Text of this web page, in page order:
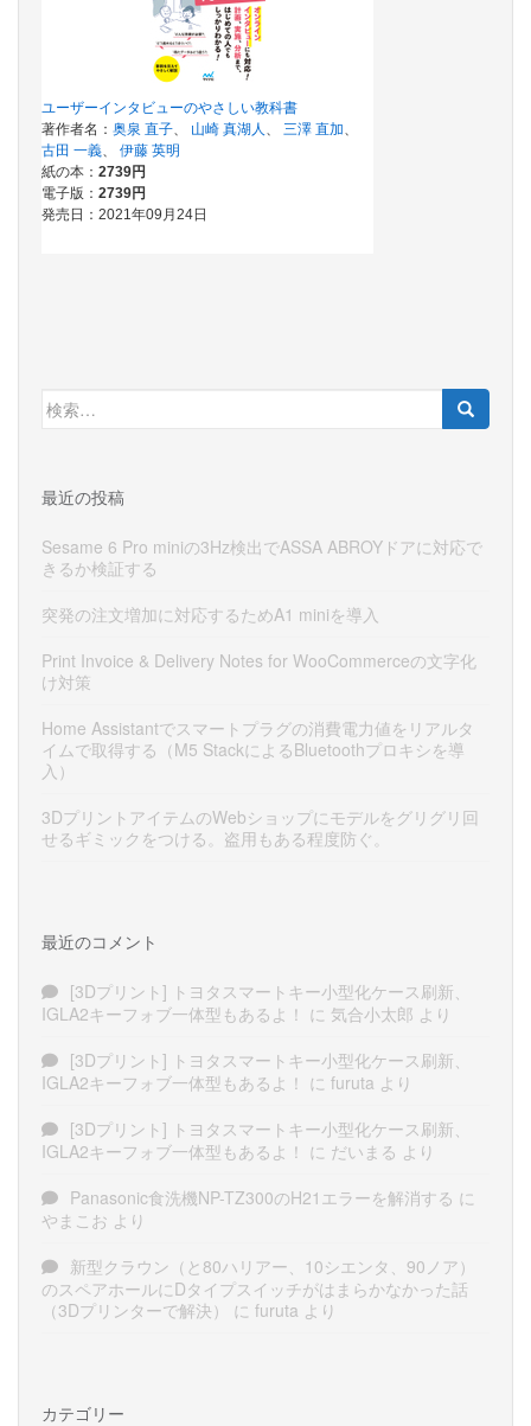
検
索:
最近の投稿
Sesame 6 Pro miniの3Hz検出でASSA ABROYドアに対応で
きるか検証する
突発の注文増加に対応するためA1 miniを導入
Print Invoice & Delivery Notes for WooCommerceの文字化
け対策
Home Assistantでスマートプラグの消費電力値をリアルタ
イムで取得する（M5 StackによるBluetoothプロキシを導
入）
3DプリントアイテムのWebショップにモデルをグリグリ回
せるギミックをつける。盗用もある程度防ぐ。
最近のコメント
[3Dプリント] トヨタスマートキー小型化ケース刷新、
IGLA2キーフォブ一体型もあるよ！ に 気合小太郎 より
[3Dプリント] トヨタスマートキー小型化ケース刷新、
IGLA2キーフォブ一体型もあるよ！ に furuta より
[3Dプリント] トヨタスマートキー小型化ケース刷新、
IGLA2キーフォブ一体型もあるよ！ に だいまる より
Panasonic食洗機NP-TZ300のH21エラーを解消する に
やまこお より
新型クラウン（と80ハリアー、10シエンタ、90ノア）
のスペアホールにDタイプスイッチがはまらかなかった話
（3Dプリンターで解決）
に furuta より
カテゴリー